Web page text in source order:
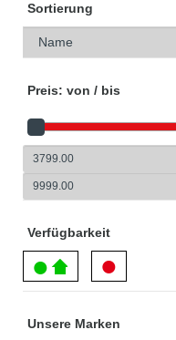
Sortierung
Preis: von / bis
Verfügbarkeit
Unsere Marken